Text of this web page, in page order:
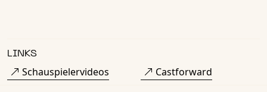
LINKS
Schauspielervideos Castforward